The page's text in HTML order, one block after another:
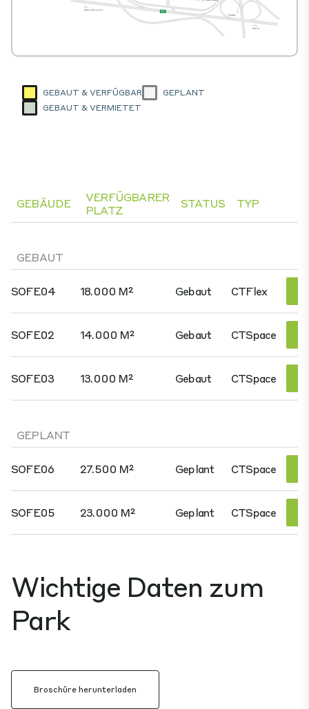
GEBAUT & VERFÜGBAR
GEPLANT
GEBAUT & VERMIETET
GEBÄUDE
VERFÜGBARER
PLATZ
STATUS TYP
GEBAUT
SOFE04 18.000 M² Gebaut CTFlex
SOFE02 14.000 M² Gebaut CTSpace
SOFE03 13.000 M² Gebaut CTSpace
GEPLANT
SOFE06 27.500 M² Geplant CTSpace
SOFE05 23.000 M² Geplant CTSpace
Wichtige Daten zum
Park
Broschüre herunterladen